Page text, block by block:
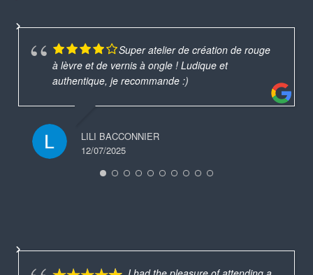
Super atelier de création de rouge
à lèvre et de vernis à ongle ! Ludique et
authentique, je recommande :)
LILI BACCONNIER
12/07/2025